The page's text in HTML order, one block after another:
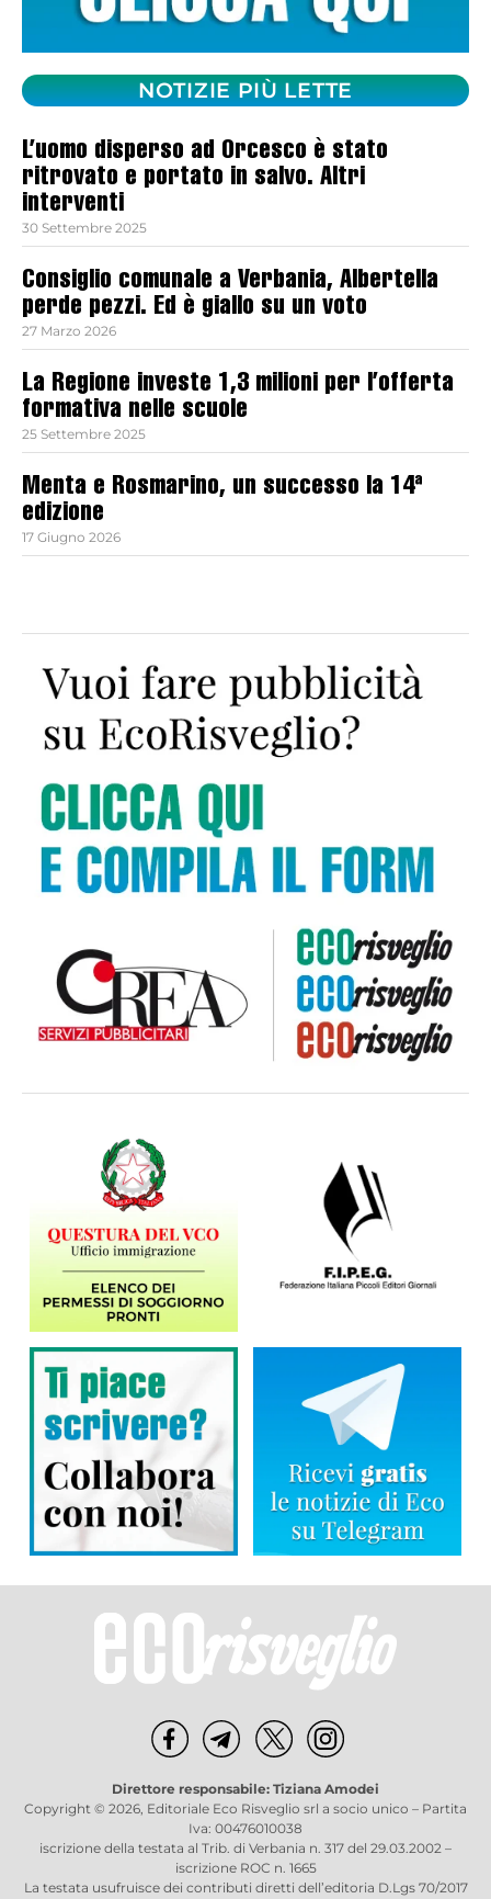
NOTIZIE PIÙ LETTE
L’uomo disperso ad Orcesco è stato
ritrovato e portato in salvo. Altri
interventi
30 Settembre 2025
Consiglio comunale a Verbania, Albertella
perde pezzi. Ed è giallo su un voto
27 Marzo 2026
La Regione investe 1,3 milioni per l’offerta
formativa nelle scuole
25 Settembre 2025
Menta e Rosmarino, un successo la 14ª
edizione
17 Giugno 2026
Direttore responsabile: Tiziana Amodei
Copyright © 2026, Editoriale Eco Risveglio srl a socio unico – Partita
Iva: 00476010038
iscrizione della testata al Trib. di Verbania n. 317 del 29.03.2002 –
iscrizione ROC n. 1665
La testata usufruisce dei contributi diretti dell’editoria D.Lgs 70/2017